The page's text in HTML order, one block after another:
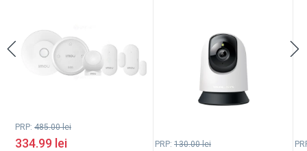
PRP: 485.00lei
334.99 lei PRP: 130.00lei